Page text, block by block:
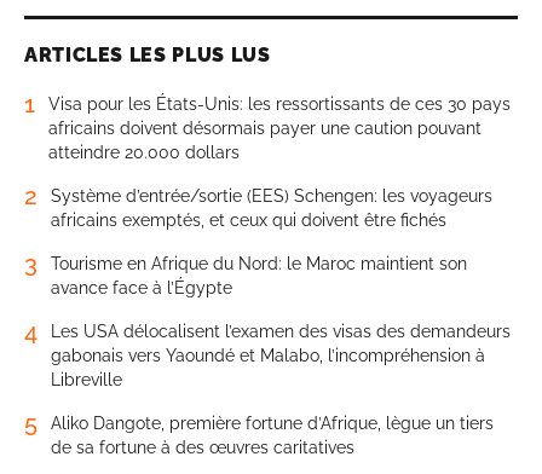
ARTICLES LES PLUS LUS
1
Visa pour les États-Unis: les ressortissants de ces 30 pays
africains doivent désormais payer une caution pouvant
atteindre 20.000 dollars
2
Système d’entrée/sortie (EES) Schengen: les voyageurs
africains exemptés, et ceux qui doivent être fichés
3
Tourisme en Afrique du Nord: le Maroc maintient son
avance face à l’Égypte
4
Les USA délocalisent l’examen des visas des demandeurs
gabonais vers Yaoundé et Malabo, l’incompréhension à
Libreville
5
Aliko Dangote, première fortune d’Afrique, lègue un tiers
de sa fortune à des œuvres caritatives